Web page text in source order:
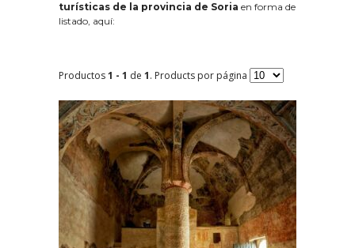
turísticas de la provincia de Soria en forma de
listado, aquí:
Productos1 - 1 de 1. Products por página